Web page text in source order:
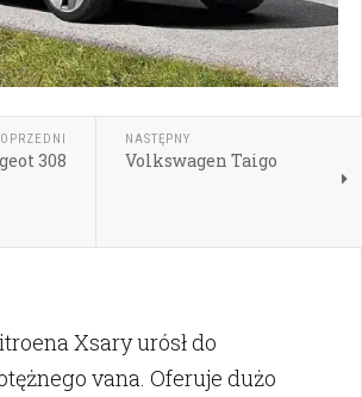
308
NASTĘPNY
Volkswagen Taigo
Xsary urósł do
vana. Oferuje dużo